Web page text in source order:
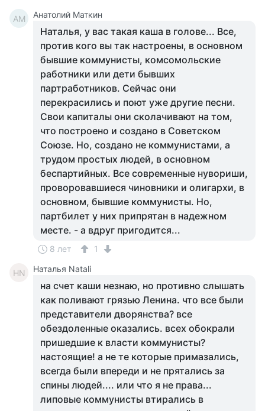
АМ Анатолий Маткин
Наталья, у вас такая каша в голове... Все,
против кого вы так настроены, в основном
бывшие коммунисты, комсомольские
работники или дети бывших
партработников. Сейчас они
перекрасились и поют уже другие песни.
Свои капиталы они сколачивают на том,
что построено и создано в Советском
Союзе. Но, создано не коммунистами, а
трудом простых людей, в основном
беспартийных. Все современные нувориши,
проворовавшиеся чиновники и олигархи, в
основном, бывшие коммунисты. Но,
партбилет у них припрятан в надежном
месте. - а вдруг пригодится...
8 лет 1
НN Наталья Natali
на счет каши незнаю, но противно слышать
как поливают грязью Ленина. что все были
представители дворянства? все
обездоленные оказались. всех обокрали
пришедшие к власти коммунисты?
настоящие! а не те которые примазались,
всегда были впереди и не прятались за
спины людей.... или что я не права...
липовые коммунисты втирались в